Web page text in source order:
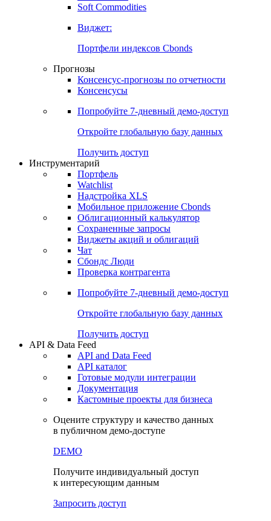
Soft Commodities
Виджет:
Портфели индексов Cbonds
Прогнозы
Консенсус-прогнозы по отчетности
Консенсусы
Попробуйте 7-дневный демо-доступ
Откройте глобальную базу данных
Получить доступ
Инструментарий
Портфель
Watchlist
Надстройка XLS
Мобильное приложение Cbonds
Облигационный калькулятор
Сохраненные запросы
Виджеты акций и облигаций
Чат
Сбондс Люди
Проверка контрагента
Попробуйте 7-дневный демо-доступ
Откройте глобальную базу данных
Получить доступ
API & Data Feed
API and Data Feed
API каталог
Готовые модули интеграции
Документация
Кастомные проекты для бизнеса
Оцените структуру и качество данных
в публичном демо-доступе
DEMO
Получите индивидуальный доступ
к интересующим данным
Запросить доступ